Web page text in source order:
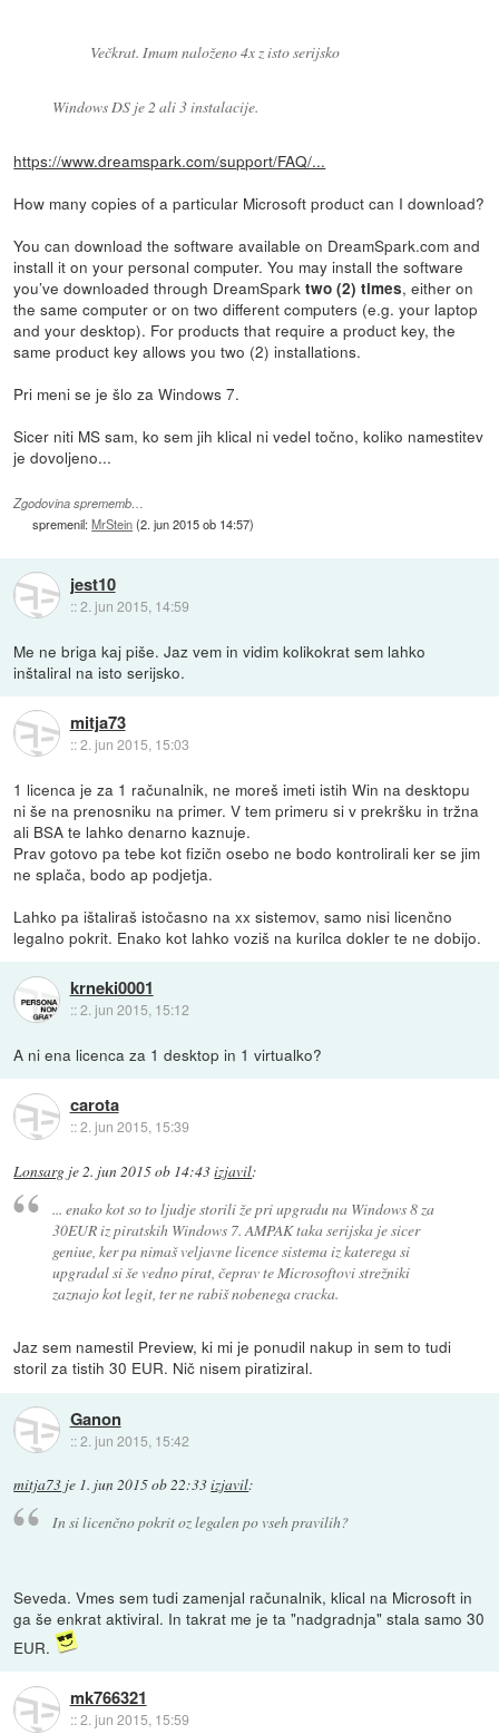
Večkrat. Imam naloženo 4x z isto serijsko
Windows DS je 2 ali 3 instalacije.
https://www.dreamspark.com/support/FAQ/...
How many copies of a particular Microsoft product can I download?
You can download the software available on DreamSpark.com and
install it on your personal computer. You may install the software
you’ve downloaded through DreamSparktwo (2) times, either on
the same computer or on two different computers (e.g. your laptop
and your desktop). For products that require a product key, the
same product key allows you two (2) installations.
Pri meni se je šlo za Windows 7.
Sicer niti MS sam, ko sem jih klical ni vedel točno, koliko namestitev
je dovoljeno...
Zgodovina sprememb…
spremenil:MrStein(2. jun 2015 ob 14:57)
jest10
::2. jun 2015, 14:59
Me ne briga kaj piše. Jaz vem in vidim kolikokrat sem lahko
inštaliral na isto serijsko.
mitja73
::2. jun 2015, 15:03
1 licenca je za 1 računalnik, ne moreš imeti istih Win na desktopu
ni še na prenosniku na primer. V tem primeru si v prekršku in tržna
ali BSA te lahko denarno kaznuje.
Prav gotovo pa tebe kot fizičn osebo ne bodo kontrolirali ker se jim
ne splača, bodo ap podjetja.
Lahko pa ištaliraš istočasno na xx sistemov, samo nisi licenčno
legalno pokrit. Enako kot lahko voziš na kurilca dokler te ne dobijo.
krneki0001
::2. jun 2015, 15:12
A ni ena licenca za 1 desktop in 1 virtualko?
carota
::2. jun 2015, 15:39
Lonsarg je2. jun 2015 ob 14:43izjavil:
... enako kot so to ljudje storili že pri upgradu na Windows 8 za
30EUR iz piratskih Windows 7. AMPAK taka serijska je sicer
geniue, ker pa nimaš veljavne licence sistema iz katerega si
upgradal si še vedno pirat, čeprav te Microsoftovi strežniki
zaznajo kot legit, ter ne rabiš nobenega cracka.
Jaz sem namestil Preview, ki mi je ponudil nakup in sem to tudi
storil za tistih 30 EUR. Nič nisem piratiziral.
Ganon
::2. jun 2015, 15:42
mitja73 je 1. jun 2015 ob 22:33izjavil:
In si licenčno pokrit oz legalen po vseh pravilih?
Seveda. Vmes sem tudi zamenjal računalnik, klical na Microsoft in
ga še enkrat aktiviral. In takrat me je ta "nadgradnja" stala samo 30
EUR.
mk766321
::2. jun 2015, 15:59